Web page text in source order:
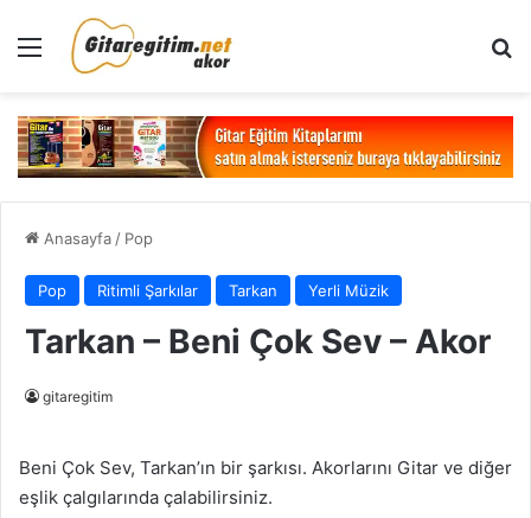
Menü
Anasayfa / Pop
Pop Ritimli Şarkılar Tarkan Yerli Müzik
Tarkan – Beni Çok Sev – Akor
gitaregitim
Beni Çok Sev, Tarkan’ın bir şarkısı. Akorlarını Gitar ve diğer
eşlik çalgılarında çalabilirsiniz.